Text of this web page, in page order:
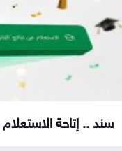
سند .. إتاحة